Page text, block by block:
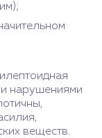
нарушениями
веществ.